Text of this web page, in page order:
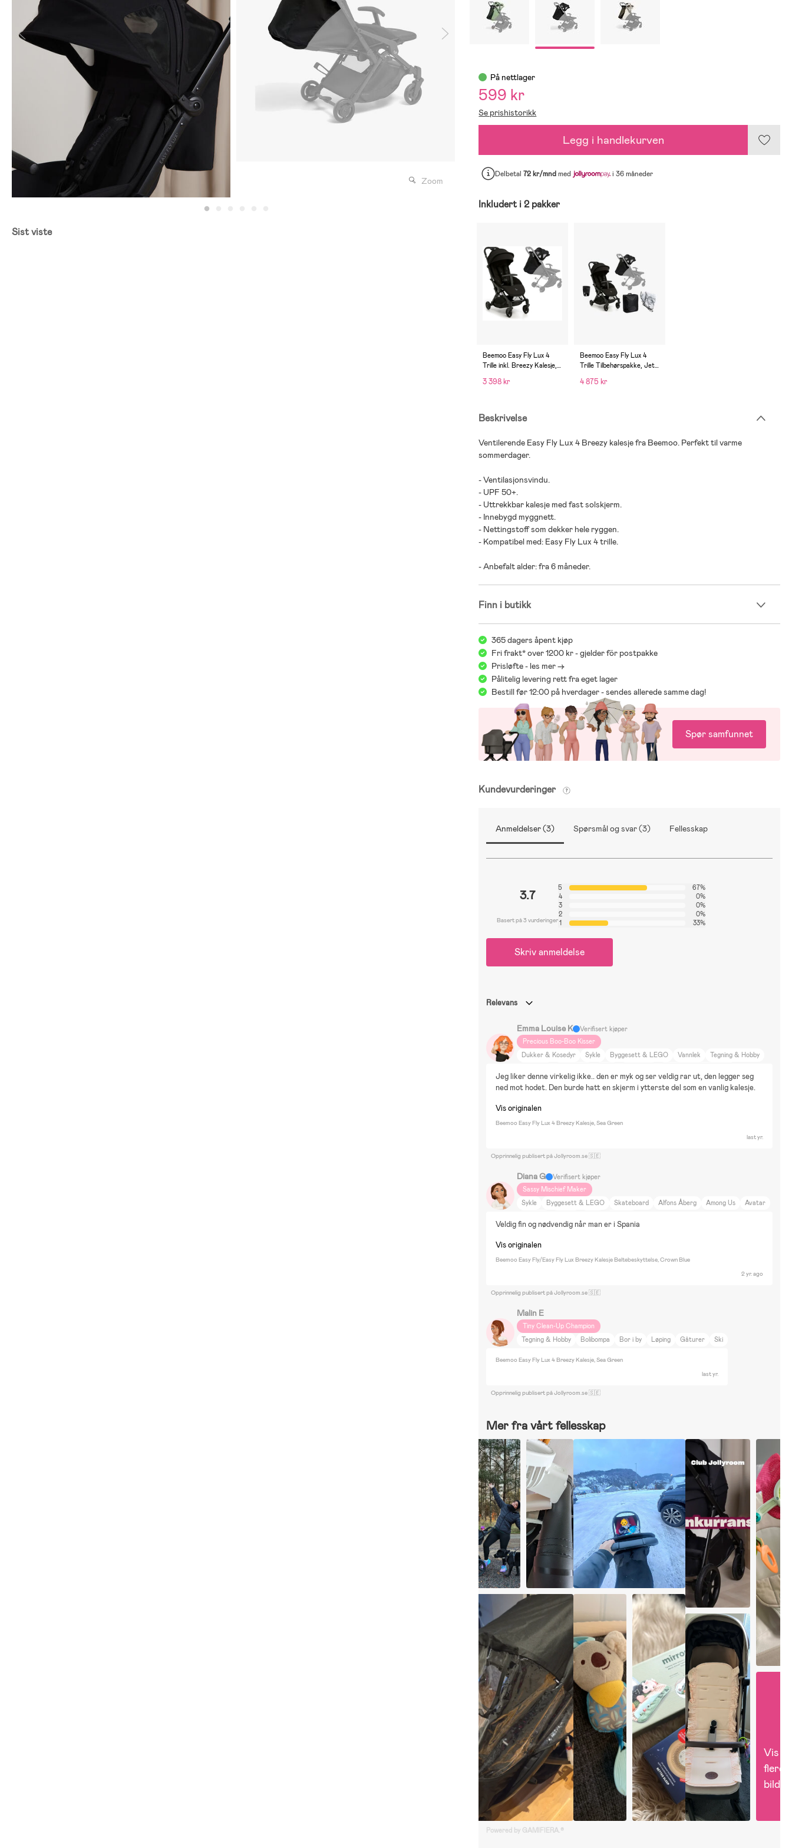
Zoom
Sist viste
På nettlager
599 kr
Se prishistorikk
Legg i handlekurven
Delbetal72 kr/mnd med i 36 måneder
Inkludert i 2 pakker
Beemoo Easy Fly Lux 4
Trille inkl. Breezy Kalesje,
3 398 kr
Beemoo Easy Fly Lux 4
Trille Tilbehørspakke, Jet
4 875 kr
Beskrivelse
Ventilerende Easy Fly Lux 4 Breezy kalesje fra Beemoo. Perfekt til varme
sommerdager.
- Ventilasjonsvindu.
- UPF 50+.
- Uttrekkbar kalesje med fast solskjerm.
- Innebygd myggnett.
- Nettingstoff som dekker hele ryggen.
- Kompatibel med: Easy Fly Lux 4 trille.
- Anbefalt alder: fra 6 måneder.
Finn i butikk
365 dagers åpent kjøp
Fri frakt* over 1200 kr - gjelder för postpakke
Prisløfte - les mer ->
Pålitelig levering rett fra eget lager
Bestill før 12:00 på hverdager - sendes allerede samme dag!
Spør samfunnet
Kundevurderinger
Anmeldelser (3) Spørsmål og svar (3) Fellesskap
3.7
Basert på 3 vurderinger
5
67%
4
0%
3
0%
2
0%
1
33%
Skriv anmeldelse
Relevans
Emma Louise K
Verifisert kjøper
Precious Boo-Boo Kisser
Dukker & Kosedyr
Sykle Byggesett & LEGO Vannlek
Tegning & Hobby
Pippi Långstrump
Bor på landet Hus Gåturer
Dyr og natur
Joolz day 2, beemoo easy fly2
Jeg liker denne virkelig ikke.. den er myk og ser veldig rar ut, den legger seg
ned mot hodet. Den burde hatt en skjerm i ytterste del som en vanlig kalesje.
Vis originalen
Beemoo Easy Fly Lux 4 Breezy Kalesje, Sea Green
last yr.
Opprinnelig publisert på Jollyroom.se 🇸🇪
Diana G
Verifisert kjøper
Sassy Mischief Maker
Sykle
Byggesett & LEGO Skateboard Alfons Åberg Among Us
Avatar
Veldig fin og nødvendig når man er i Spania
Vis originalen
Beemoo Easy Fly/Easy Fly Lux Breezy Kalesje Beltebeskyttelse, Crown Blue
2 yr. ago
Opprinnelig publisert på Jollyroom.se 🇸🇪
Malin E
Tiny Clean-Up Champion
Tegning & Hobby
Bolibompa Bor i by Løping Gåturer Ski
Beemoo Easy Fly Lux 4 Breezy Kalesje, Sea Green
last yr.
Opprinnelig publisert på Jollyroom.se 🇸🇪
Mer fra vårt fellesskap
Vis
flere
bilder
Powered by GAMIFIERA.®